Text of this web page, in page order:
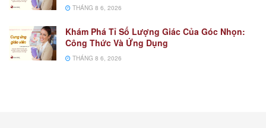
THÁNG 8 6, 2026
Khám Phá Tỉ Số Lượng Giác Của Góc Nhọn:
Công Thức Và Ứng Dụng
THÁNG 8 6, 2026